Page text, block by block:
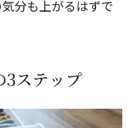
分も上がるはずで
3ステップ